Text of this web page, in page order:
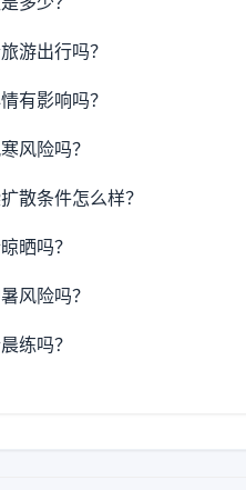
游出行吗？
有影响吗？
风险吗？
散条件怎么样？
晒吗？
风险吗？
练吗？